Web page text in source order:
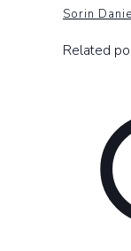
Sorin
Related